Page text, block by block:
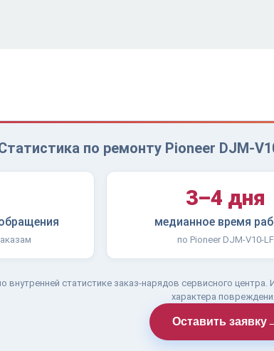
по ремонту Pioneer DJM-
3–4 дня
медианное время
по Pioneer DJM-V10-LF
внутренней статистике заказ-нарядов сервисного
характера
Оставить заявку